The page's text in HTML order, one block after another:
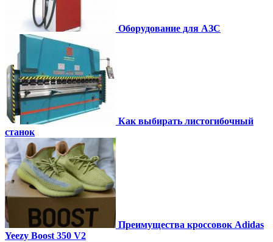
Оборудование для АЗС
Как выбирать листогибочный
станок
Преимущества кроссовок Adidas
Yeezy Boost 350 V2